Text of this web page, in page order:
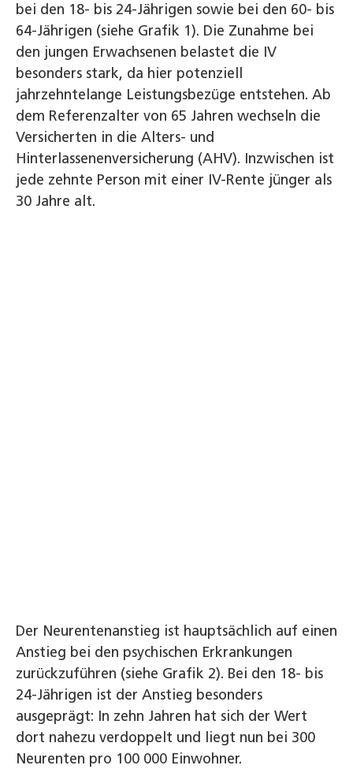
bei den 18‑ bis 24‑Jährigen sowie bei den 60- bis
64-Jährigen (siehe Grafik 1). Die Zunahme bei
den jungen Erwachsenen belastet die IV
besonders stark, da hier potenziell
jahrzehntelange Leistungsbezüge entstehen. Ab
dem Referenzalter von 65 Jahren wechseln die
Versicherten in die Alters- und
Hinterlassenenversicherung (AHV). Inzwischen ist
jede zehnte Person mit einer IV-Rente jünger als
30 Jahre alt.
Der Neurentenanstieg ist hauptsächlich auf einen
Anstieg bei den psychischen Erkrankungen
zurückzuführen (siehe Grafik 2). Bei den 18‑ bis
24‑Jährigen ist der Anstieg besonders
ausgeprägt: In zehn Jahren hat sich der Wert
dort nahezu verdoppelt und liegt nun bei 300
Neurenten pro 100 000 Einwohner.